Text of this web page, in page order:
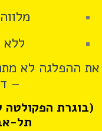
ללא
את ההפלגה לא
–
(בוגרת הפקולטה
תל-